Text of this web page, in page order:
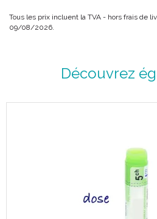
Tous les prix incluent la TVA - hors frais de
09/08/2026.
Découvrez